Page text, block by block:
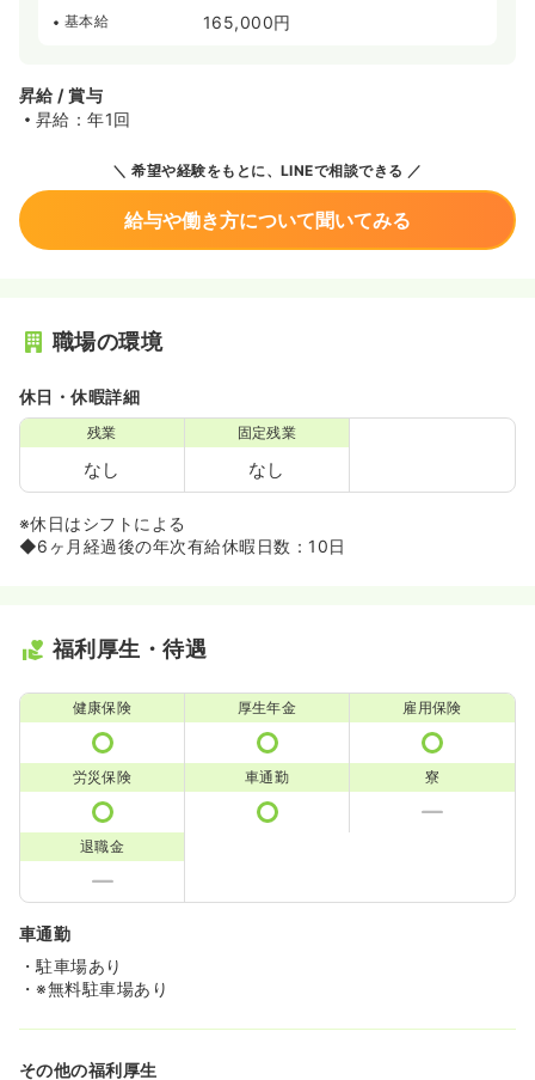
基本給 165,000円
昇給 / 賞与
昇給：年1回
希望や経験をもとに、LINEで相談できる
給与や働き方について聞いてみる
職場の環境
休日・休暇詳細
残業
なし
固定残業
なし
※休日はシフトによる
◆6ヶ月経過後の年次有給休暇日数：10日
福利厚生・待遇
健康保険 厚生年金 雇用保険
労災保険 車通勤 寮
退職金
車通勤
・駐車場あり
・※無料駐車場あり
その他の福利厚生